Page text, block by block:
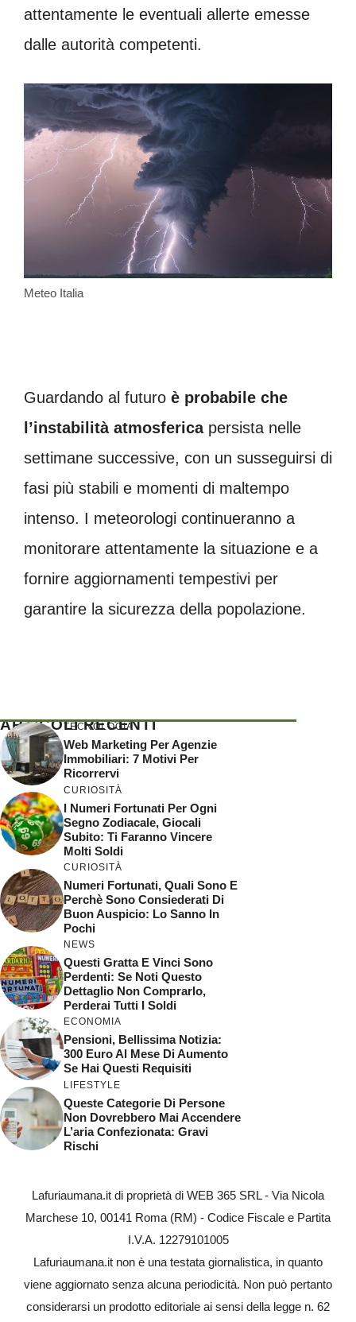
attentamente le eventuali allerte emesse
dalle autorità competenti.
Meteo Italia
Guardando al futuro è probabile che
l’instabilità atmosfericapersista nelle
settimane successive, con un susseguirsi di
fasi più stabili e momenti di maltempo
intenso. I meteorologi continueranno a
monitorare attentamente la situazione e a
fornire aggiornamenti tempestivi per
garantire la sicurezza della popolazione.
ARTICOLI RECENTI
TECNOLOGIA
Web Marketing Per Agenzie
Immobiliari: 7 Motivi Per
Ricorrervi
CURIOSITÀ
I Numeri Fortunati Per Ogni
Segno Zodiacale, Giocali
Subito: Ti Faranno Vincere
Molti Soldi
CURIOSITÀ
Numeri Fortunati, Quali Sono E
Perchè Sono Consiederati Di
Buon Auspicio: Lo Sanno In
Pochi
NEWS
Questi Gratta E Vinci Sono
Perdenti: Se Noti Questo
Dettaglio Non Comprarlo,
Perderai Tutti I Soldi
ECONOMIA
Pensioni, Bellissima Notizia:
300 Euro Al Mese Di Aumento
Se Hai Questi Requisiti
LIFESTYLE
Queste Categorie Di Persone
Non Dovrebbero Mai Accendere
L’aria Confezionata: Gravi
Rischi
Lafuriaumana.it di proprietà di WEB 365 SRL - Via Nicola
Marchese 10, 00141 Roma (RM) - Codice Fiscale e Partita
I.V.A. 12279101005
Lafuriaumana.it non è una testata giornalistica, in quanto
viene aggiornato senza alcuna periodicità. Non può pertanto
considerarsi un prodotto editoriale ai sensi della legge n. 62